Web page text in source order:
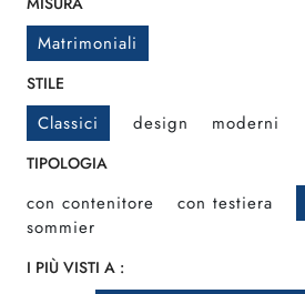
Matrimoniali
STILE
Classici design moderni
TIPOLOGIA
con contenitore con testiera
sommier
I PIÙ VISTI A :